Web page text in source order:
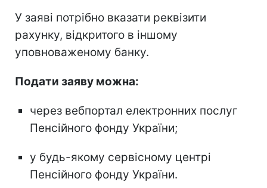
У заяві потрібно вказати реквізити
рахунку, відкритого в іншому
уповноваженому банку.
Подати заяву можна:
через вебпортал електронних послуг
Пенсійного фонду України;
у будь-якому сервісному центрі
Пенсійного фонду України.